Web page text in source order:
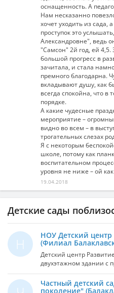
оснащенность. А
Нам несказанно
хочет уходить из сада,
проступок это
Александровне", ведь
"Самсон" 2й год, ей 4,5.
большой прогресс в
зачитала, и стала
премного благодарна.
вкладывают душу, как
всегда спокойна, что в
порядке.
А какие чудесные
мероприятие –
видно во всем – в
трогательных слезах
Я с некоторым
школе, потому как
воспитательном
уровня не ниже – ой
19.04.2018
Детские сады
Н
НОУ Детский центр
(Филиал
Детский центр
двухэтажном здании с
игровыми комнатами,
возрастными и
детей: игровые зоны с
Частный детский
поколение"